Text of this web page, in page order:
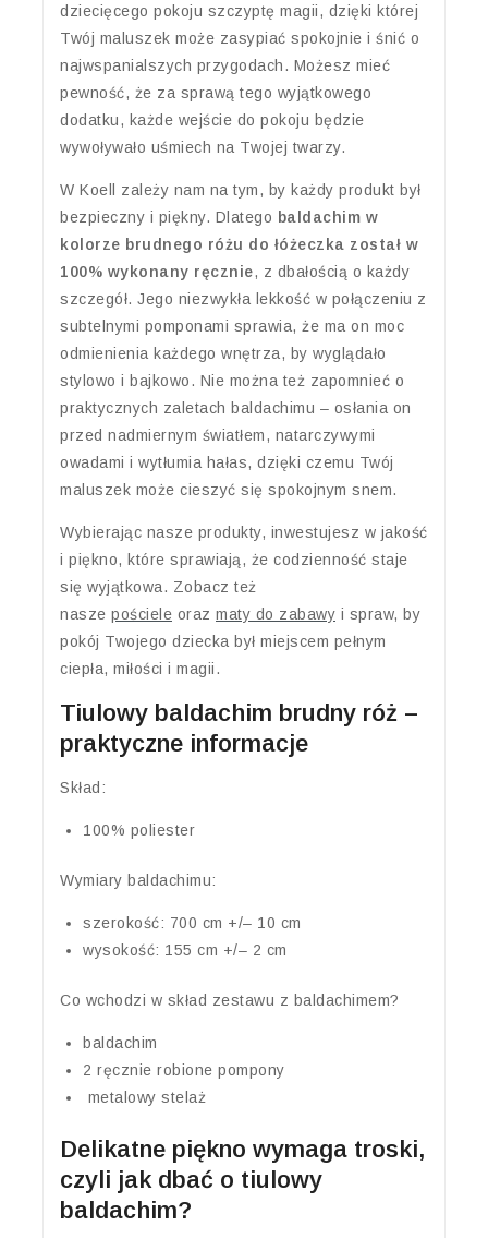
dziecięcego pokoju szczyptę magii, dzięki której
Twój maluszek może zasypiać spokojnie i śnić o
najwspanialszych przygodach. Możesz mieć
pewność, że za sprawą tego wyjątkowego
dodatku, każde wejście do pokoju będzie
wywoływało uśmiech na Twojej twarzy.
W Koell zależy nam na tym, by każdy produkt był
bezpieczny i piękny. Dlatego baldachim w
kolorze brudnego różu do łóżeczka został w
100% wykonany ręcznie, z dbałością o każdy
szczegół. Jego niezwykła lekkość w połączeniu z
subtelnymi pomponami sprawia, że ma on moc
odmienienia każdego wnętrza, by wyglądało
stylowo i bajkowo. Nie można też zapomnieć o
praktycznych zaletach baldachimu – osłania on
przed nadmiernym światłem, natarczywymi
owadami i wytłumia hałas, dzięki czemu Twój
maluszek może cieszyć się spokojnym snem.
Wybierając nasze produkty, inwestujesz w jakość
i piękno, które sprawiają, że codzienność staje
się wyjątkowa. Zobacz też
nasze pościele oraz maty do zabawy i spraw, by
pokój Twojego dziecka był miejscem pełnym
ciepła, miłości i magii.
Tiulowy baldachim brudny róż –
praktyczne informacje
Skład:
100% poliester
Wymiary baldachimu:
szerokość: 700 cm +/– 10 cm
wysokość: 155 cm +/– 2 cm
Co wchodzi w skład zestawu z baldachimem?
baldachim
2 ręcznie robione pompony
metalowy stelaż
Delikatne piękno wymaga troski,
czyli jak dbać o tiulowy
baldachim?